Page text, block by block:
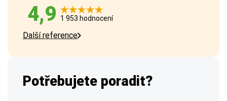
4,9 1 953 hodnocení
Další reference
Potřebujete poradit?